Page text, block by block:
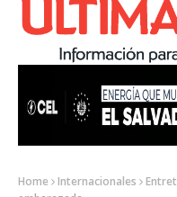
Home Internacionales